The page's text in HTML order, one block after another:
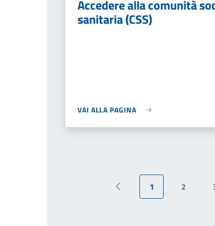
Accedere alla comunità
sanitaria (CSS)
VAI ALLA PAGINA
Pagina precedente
Pagina attuale
1
Pagina
2